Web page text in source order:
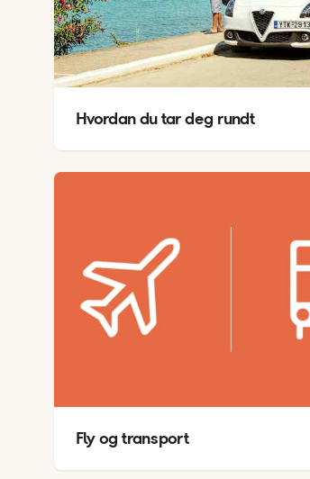
Hvordan du tar deg rundt
Fly og transport